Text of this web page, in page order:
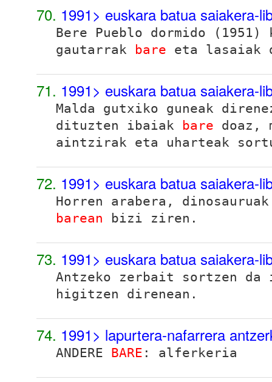
70. 1991> euskara batua saiakera-
Bere Pueblo dormido (1951)
gautarrak bare eta lasaiak
71. 1991> euskara batua saiakera-
Malda gutxiko guneak
dituzten ibaiak bare doaz,
aintzirak eta uharteak
72. 1991> euskara batua saiakera-
Horren arabera,
barean bizi ziren.
73. 1991> euskara batua saiakera-
Antzeko zerbait sortzen
higitzen direnean.
74. 1991> lapurtera-nafarrera
ANDERE BARE : alferkeria